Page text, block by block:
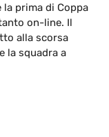
prima di Coppa
on-line. Il
alla scorsa
la squadra a